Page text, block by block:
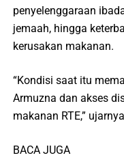
penyelenggaraan
jemaah, hingga
kerusakan makanan.
“Kondisi saat itu
Armuzna dan akses
makanan RTE,”
BACA JUGA